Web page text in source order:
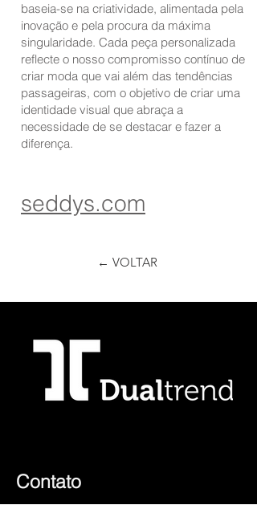
baseia-se na criatividade, alimentada pela
inovação e pela procura da máxima
singularidade. Cada peça personalizada
reflecte o nosso compromisso contínuo de
criar moda que vai além das tendências
passageiras, com o objetivo de criar uma
identidade visual que abraça a
necessidade de se destacar e fazer a
diferença.
seddys.com
← VOLTAR
Contato